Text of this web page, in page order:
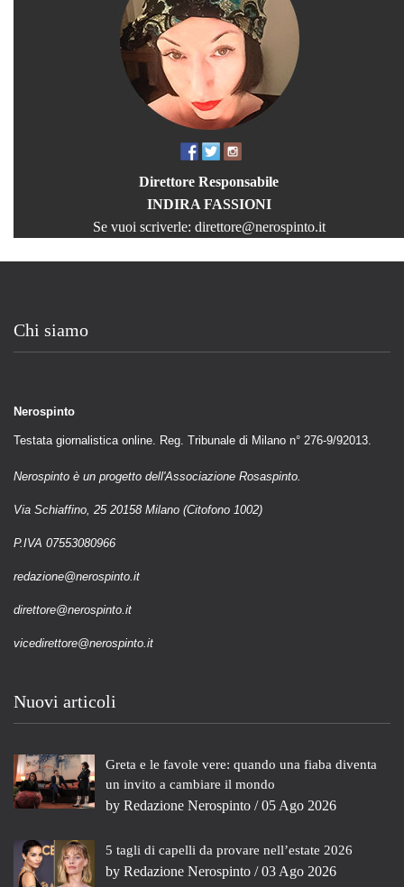
Direttore Responsabile
INDIRA FASSIONI
Se vuoi scriverle: direttore@nerospinto.it
Chi siamo
Nerospinto
Testata giornalistica online. Reg. Tribunale di Milano n° 276-9/92013.
Nerospinto è un progetto dell'Associazione Rosaspinto.
Via Schiaffino, 25 20158 Milano (Citofono 1002)
P.IVA 07553080966
redazione@nerospinto.it
direttore@nerospinto.it
vicedirettore@nerospinto.it
Nuovi articoli
Greta e le favole vere: quando una fiaba diventa
un invito a cambiare il mondo
by Redazione Nerospinto / 05 Ago 2026
5 tagli di capelli da provare nell’estate 2026
by Redazione Nerospinto / 03 Ago 2026